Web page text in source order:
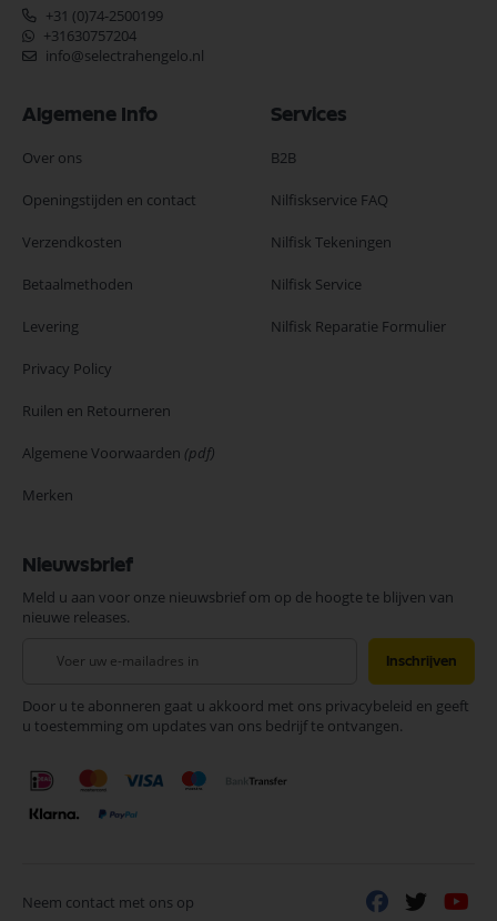
+31 (0)74-2500199
+31630757204
info@selectrahengelo.nl
Algemene Info
Over ons
Openingstijden en contact
Verzendkosten
Betaalmethoden
Levering
Privacy Policy
Ruilen en Retourneren
Algemene Voorwaarden (pdf)
Merken
Services
B2B
Nilfiskservice FAQ
Nilfisk Tekeningen
Nilfisk Service
Nilfisk Reparatie Formulier
Nieuwsbrief
Meld u aan voor onze nieuwsbrief om op de hoogte te blijven van
nieuwe releases.
onze
nieuwsbrief
Inschrijven
Door u te abonneren gaat u akkoord met ons privacybeleid en geeft
u toestemming om updates van ons bedrijf te ontvangen.
Neem contact met ons op